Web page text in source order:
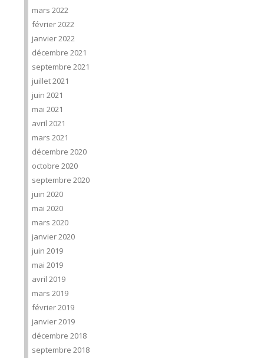
mars 2022
février 2022
janvier 2022
décembre 2021
septembre 2021
juillet 2021
juin 2021
mai 2021
avril 2021
mars 2021
décembre 2020
octobre 2020
septembre 2020
juin 2020
mai 2020
mars 2020
janvier 2020
juin 2019
mai 2019
avril 2019
mars 2019
février 2019
janvier 2019
décembre 2018
septembre 2018